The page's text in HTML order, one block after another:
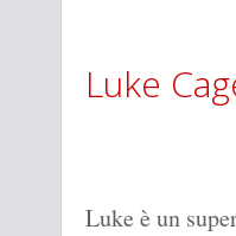
Luke
Luke è un